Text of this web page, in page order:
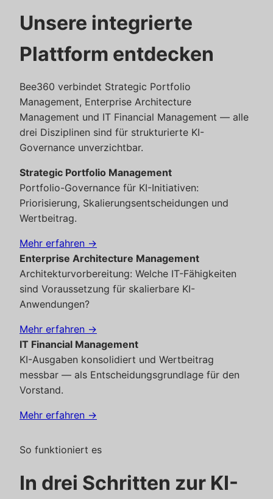
Unsere integrierte
Plattform entdecken
Bee360 verbindet Strategic Portfolio
Management, Enterprise Architecture
Management und IT Financial Management — alle
drei Disziplinen sind für strukturierte KI-
Governance unverzichtbar.
Strategic Portfolio Management
Portfolio-Governance für KI-Initiativen:
Priorisierung, Skalierungsentscheidungen und
Wertbeitrag.
Mehr erfahren →
Enterprise Architecture Management
Architekturvorbereitung: Welche IT-Fähigkeiten
sind Voraussetzung für skalierbare KI-
Anwendungen?
Mehr erfahren →
IT Financial Management
KI-Ausgaben konsolidiert und Wertbeitrag
messbar — als Entscheidungsgrundlage für den
Vorstand.
Mehr erfahren →
So funktioniert es
In drei Schritten zur KI-